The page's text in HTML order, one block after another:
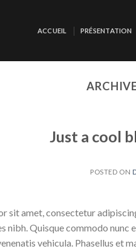
ACCUEIL PRÉSENTATION
Just a cool
POSTED ON
sit amet, consectetur
nibh. Quisque commodo
vehicula. Phasellus et